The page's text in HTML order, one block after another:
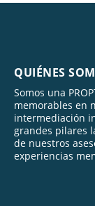
QUIÉNES
Somos una
memorables en
intermediación
grandes pilares
de nuestros
experiencias